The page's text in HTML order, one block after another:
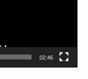
02:46